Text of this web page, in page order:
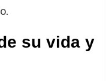
su vida y